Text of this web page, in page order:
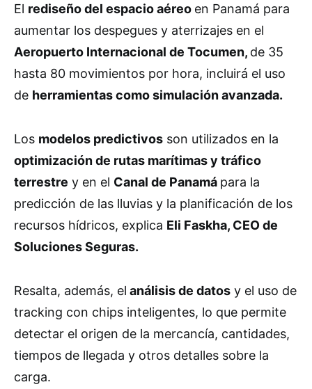
El rediseño del espacio aéreo en Panamá para
aumentar los despegues y aterrizajes en el
Aeropuerto Internacional de Tocumen, de 35
hasta 80 movimientos por hora, incluirá el uso
de herramientas como simulación avanzada.
Los modelos predictivos son utilizados en la
optimización de rutas marítimas y tráfico
terrestre y en el Canal de Panamá para la
predicción de las lluvias y la planificación de los
recursos hídricos, explica Eli Faskha, CEO de
Soluciones Seguras.
Resalta, además, el análisis de datos y el uso de
tracking con chips inteligentes, lo que permite
detectar el origen de la mercancía, cantidades,
tiempos de llegada y otros detalles sobre la
carga.